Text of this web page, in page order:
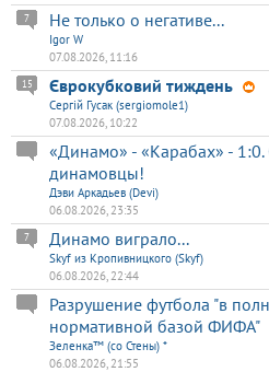
Не только о негативе...
7
Igor W
07.08.2026, 11:16
Єврокубковий тиждень
15
Сергій Гусак (sergiomole1)
07.08.2026, 10:22
«Динамо» - «Карабах» -
динамовцы!
Дэви Аркадьев (Devi)
06.08.2026, 23:35
Динамо виграло...
7
Skyf из Кропивницкого (Skyf)
06.08.2026, 22:44
Разрушение футбола "в
нормативной базой ФИФА"
Зеленка™ (со Стены) *
06.08.2026, 21:55